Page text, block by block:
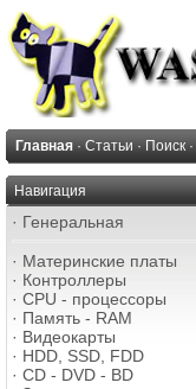
Главная · Статьи · Поиск ·
Навигация
· Генеральная
· Материнские платы
· Контроллеры
· CPU - процессоры
· Память - RAM
· Видеокарты
· HDD, SSD, FDD
· CD - DVD - BD